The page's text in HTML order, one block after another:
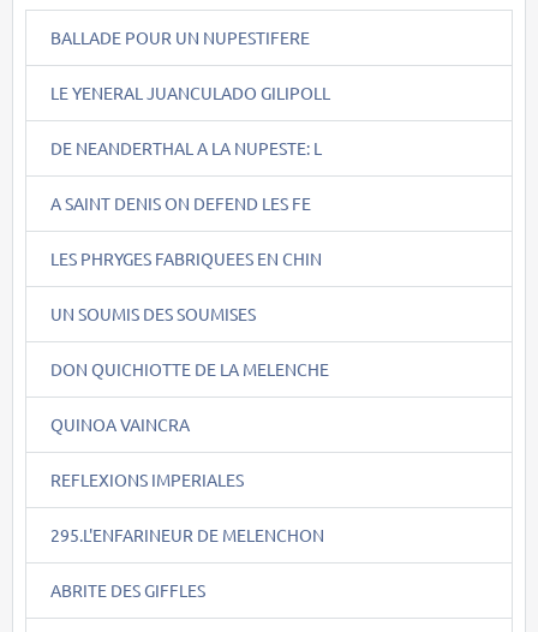
BALLADE POUR UN NUPESTIFERE
LE YENERAL JUANCULADO GILIPOLL
DE NEANDERTHAL A LA NUPESTE: L
A SAINT DENIS ON DEFEND LES FE
LES PHRYGES FABRIQUEES EN CHIN
UN SOUMIS DES SOUMISES
DON QUICHIOTTE DE LA MELENCHE
QUINOA VAINCRA
REFLEXIONS IMPERIALES
295.L'ENFARINEUR DE MELENCHON
ABRITE DES GIFFLES